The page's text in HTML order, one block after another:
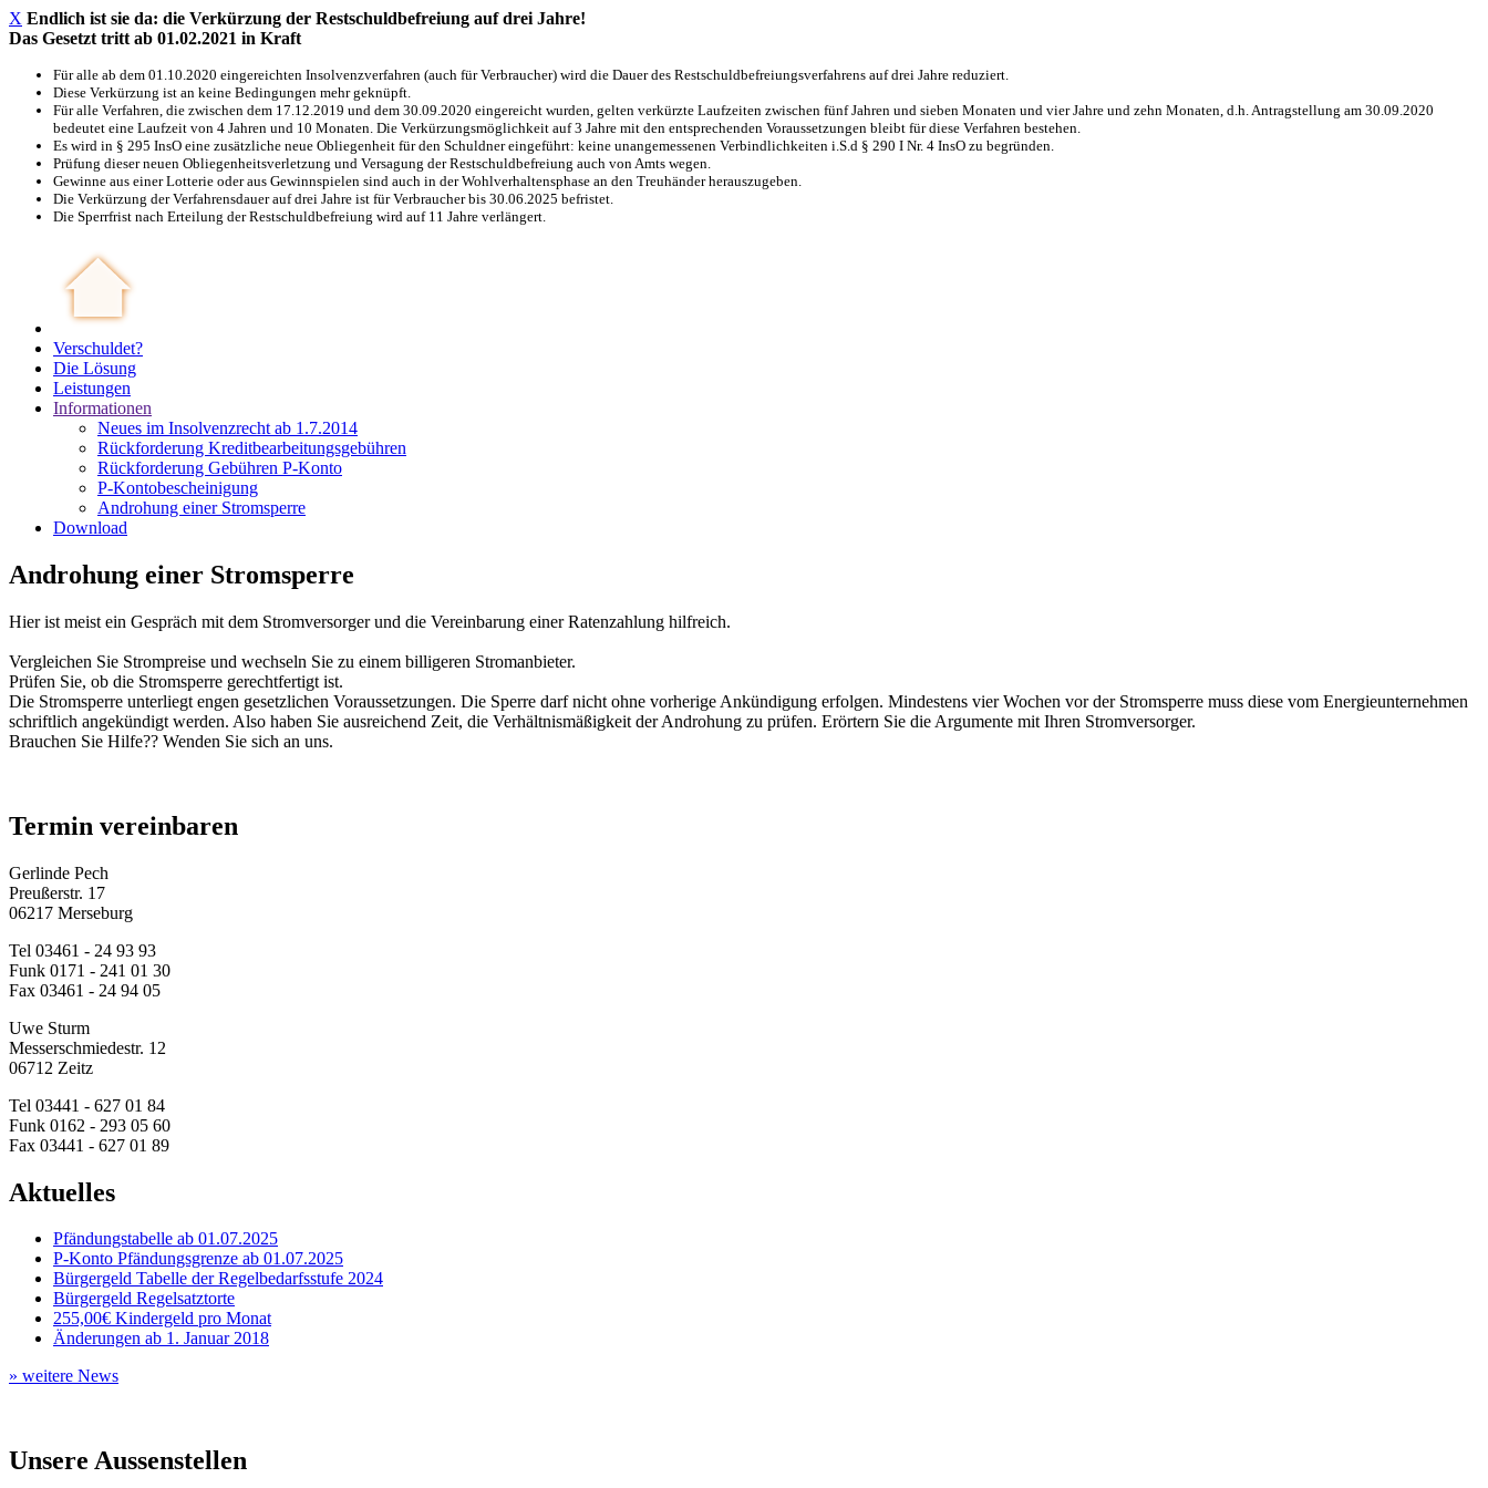
X Endlich ist sie da: die Verkürzung der Restschuldbefreiung auf drei Jahre!
Das Gesetzt tritt ab 01.02.2021 in Kraft
Für alle ab dem 01.10.2020 eingereichten Insolvenzverfahren (auch für Verbraucher) wird die Dauer des Restschuldbefreiungsverfahrens auf drei Jahre reduziert.
Diese Verkürzung ist an keine Bedingungen mehr geknüpft.
Für alle Verfahren, die zwischen dem 17.12.2019 und dem 30.09.2020 eingereicht wurden, gelten verkürzte Laufzeiten zwischen fünf Jahren und sieben Monaten und vier Jahre und zehn Monaten, d.h. Antragstellung am 30.09.2020
bedeutet eine Laufzeit von 4 Jahren und 10 Monaten. Die Verkürzungsmöglichkeit auf 3 Jahre mit den entsprechenden Voraussetzungen bleibt für diese Verfahren bestehen.
Es wird in § 295 InsO eine zusätzliche neue Obliegenheit für den Schuldner eingeführt: keine unangemessenen Verbindlichkeiten i.S.d § 290 I Nr. 4 InsO zu begründen.
Prüfung dieser neuen Obliegenheitsverletzung und Versagung der Restschuldbefreiung auch von Amts wegen.
Gewinne aus einer Lotterie oder aus Gewinnspielen sind auch in der Wohlverhaltensphase an den Treuhänder herauszugeben.
Die Verkürzung der Verfahrensdauer auf drei Jahre ist für Verbraucher bis 30.06.2025 befristet.
Die Sperrfrist nach Erteilung der Restschuldbefreiung wird auf 11 Jahre verlängert.
Verschuldet?
Die Lösung
Leistungen
Informationen
Neues im Insolvenzrecht ab 1.7.2014
Rückforderung Kreditbearbeitungsgebühren
Rückforderung Gebühren P-Konto
P-Kontobescheinigung
Androhung einer Stromsperre
Download
Androhung einer Stromsperre
Hier ist meist ein Gespräch mit dem Stromversorger und die Vereinbarung einer Ratenzahlung hilfreich.
Vergleichen Sie Strompreise und wechseln Sie zu einem billigeren Stromanbieter.
Prüfen Sie, ob die Stromsperre gerechtfertigt ist.
Die Stromsperre unterliegt engen gesetzlichen Voraussetzungen. Die Sperre darf nicht ohne vorherige Ankündigung erfolgen. Mindestens vier Wochen vor der Stromsperre muss diese vom Energieunternehmen
schriftlich angekündigt werden. Also haben Sie ausreichend Zeit, die Verhältnismäßigkeit der Androhung zu prüfen. Erörtern Sie die Argumente mit Ihren Stromversorger.
Brauchen Sie Hilfe?? Wenden Sie sich an uns.
Termin vereinbaren
Gerlinde Pech
Preußerstr. 17
06217 Merseburg
Tel 03461 - 24 93 93
Funk 0171 - 241 01 30
Fax 03461 - 24 94 05
Uwe Sturm
Messerschmiedestr. 12
06712 Zeitz
Tel 03441 - 627 01 84
Funk 0162 - 293 05 60
Fax 03441 - 627 01 89
Aktuelles
Pfändungstabelle ab 01.07.2025
P-Konto Pfändungsgrenze ab 01.07.2025
Bürgergeld Tabelle der Regelbedarfsstufe 2024
Bürgergeld Regelsatztorte
255,00€ Kindergeld pro Monat
Änderungen ab 1. Januar 2018
» weitere News
Unsere Aussenstellen